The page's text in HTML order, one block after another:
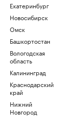
Екатеринбург
Новосибирск
Омск
Башкортостан
Вологодская
область
Калининград
Краснодарский
край
Нижний
Новгород